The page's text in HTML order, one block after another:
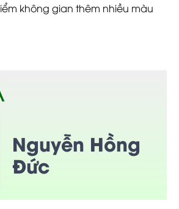
không gian thêm nhiều màu
Nguyễn Hồng
Đức